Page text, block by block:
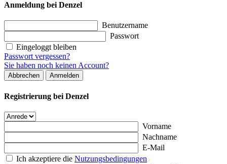
Anmeldung bei Denzel
Benutzername
Passwort
Eingeloggt bleiben
Passwort vergessen?
Sie haben noch keinen Account?
Abbrechen Anmelden
Registrierung bei Denzel
Vorname
Nachname
E-Mail
Ich akzeptiere die Nutzungsbedingungen